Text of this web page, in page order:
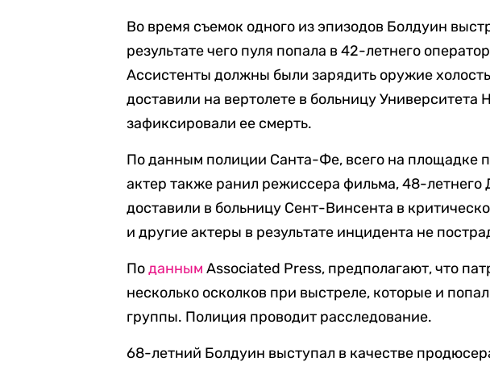
Во время съемок одного из эпизодов Болдуин
результате чего пуля попала в 42-летнего
Ассистенты должны были зарядить оружие
доставили на вертолете в больницу
зафиксировали ее смерть.
По данным полиции Санта-Фе, всего на площадке
актер также ранил режиссера фильма, 48-летнего
доставили в больницу Сент-Винсента в
и другие актеры в результате инцидента не
Поданным Associated Press, предполагают, что
несколько осколков при выстреле, которые и
группы. Полиция проводит расследование.
68-летний Болдуин выступал в качестве